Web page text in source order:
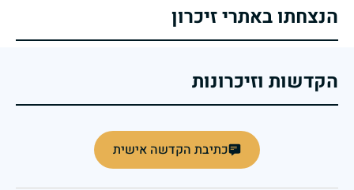
הנצחתו באתרי זיכרון
הקדשות וזיכרונות
כתיבת הקדשה אישית